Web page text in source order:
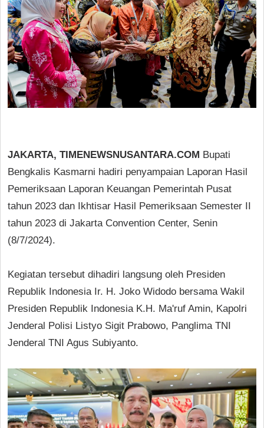
JAKARTA, TIMENEWSNUSANTARA.COM Bupati
Bengkalis Kasmarni hadiri penyampaian Laporan Hasil
Pemeriksaan Laporan Keuangan Pemerintah Pusat
tahun 2023 dan Ikhtisar Hasil Pemeriksaan Semester II
tahun 2023 di Jakarta Convention Center, Senin
(8/7/2024).
Kegiatan tersebut dihadiri langsung oleh Presiden
Republik Indonesia Ir. H. Joko Widodo bersama Wakil
Presiden Republik Indonesia K.H. Ma'ruf Amin, Kapolri
Jenderal Polisi Listyo Sigit Prabowo, Panglima TNI
Jenderal TNI Agus Subiyanto.